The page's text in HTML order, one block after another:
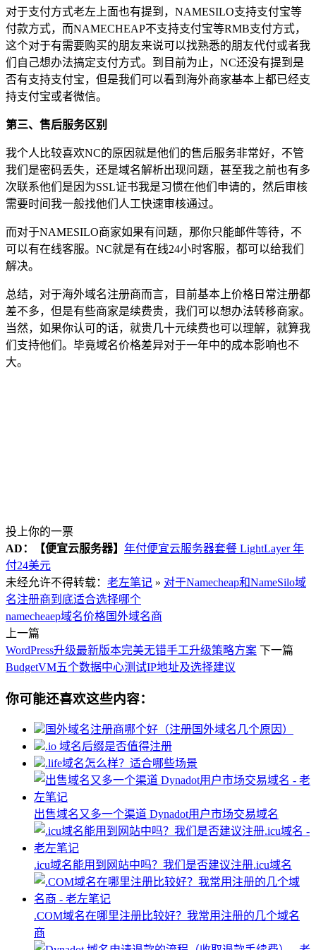
对于支付方式老左上面也有提到，NAMESILO支持支付宝等
付款方式，而NAMECHEAP不支持支付宝等RMB支付方式，
这个对于有需要购买的朋友来说可以找熟悉的朋友代付或者我
们自己想办法搞定支付方式。到目前为止，NC还没有提到是
否有支持支付宝，但是我们可以看到海外商家基本上都已经支
持支付宝或者微信。
第三、售后服务区别
我个人比较喜欢NC的原因就是他们的售后服务非常好，不管
我们是密码丢失，还是域名解析出现问题，甚至我之前也有多
次联系他们是因为SSL证书我是习惯在他们申请的，然后审核
需要时间我一般找他们人工快速审核通过。
而对于NAMESILO商家如果有问题，那你只能邮件等待，不
可以有在线客服。NC就是有在线24小时客服，都可以给我们
解决。
总结，对于海外域名注册商而言，目前基本上价格日常注册都
差不多，但是有些商家是续费贵，我们可以想办法转移商家。
当然，如果你认可的话，就贵几十元续费也可以理解，就算我
们支持他们。毕竟域名价格差异对于一年中的成本影响也不
大。
投上你的一票
AD：
【便宜云服务器】 年付便宜云服务器套餐 LightLayer 年
付24美元
未经允许不得转载： 老左笔记 » 对于Namecheap和NameSilo域
名注册商到底适合选择哪个
namecheaep域名价格国外域名商
上一篇
WordPress升级最新版本完美无错手工升级策略方案 下一篇
BudgetVM五个数据中心测试IP地址及选择建议
你可能还喜欢这些内容：
国外域名注册商哪个好（注册国外域名几个原因）
.io 域名后缀是否值得注册
.life域名怎么样？适合哪些场景
出售域名又多一个渠道 Dynadot用户市场交易域名
.icu域名能用到网站中吗？我们是否建议注册.icu域名
.COM域名在哪里注册比较好？我常用注册的几个域名
商